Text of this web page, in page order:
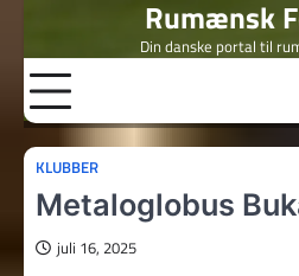
content
Rumænsk
Din danske portal til
KLUBBER
Metaloglobus
juli 16, 2025